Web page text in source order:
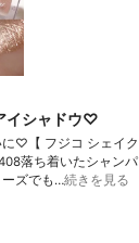
イシャドウ♡
♡【 フジコ シェイク
落ち着いたシャンパ
ーズでも…続きを見る